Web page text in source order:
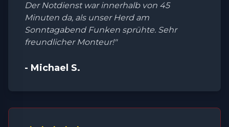
Der Notdienst war innerhalb von 45
Minuten da, als unser Herd am
Sonntagabend Funken sprühte. Sehr
freundlicher Monteur!"
- Michael S.